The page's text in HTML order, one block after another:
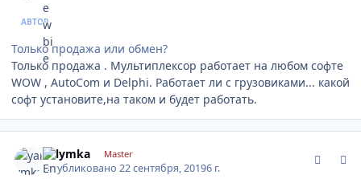
АВТОР
Только продажа или обмен?
Только продажа . Мультиплексор работает на любом софте
WOW , AutoCom и Delphi. Работает ли с грузовиками... какой
софт установите,на таком и будет работать.
yalymka Master
Опубликовано22 сентября, 20196 г.